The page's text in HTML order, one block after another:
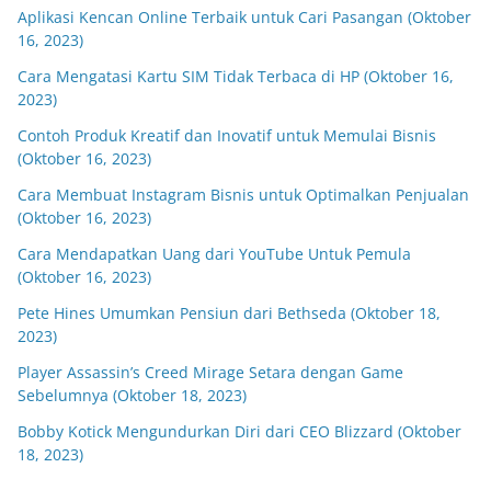
Aplikasi Kencan Online Terbaik untuk Cari Pasangan (Oktober
16, 2023)
Cara Mengatasi Kartu SIM Tidak Terbaca di HP (Oktober 16,
2023)
Contoh Produk Kreatif dan Inovatif untuk Memulai Bisnis
(Oktober 16, 2023)
Cara Membuat Instagram Bisnis untuk Optimalkan Penjualan
(Oktober 16, 2023)
Cara Mendapatkan Uang dari YouTube Untuk Pemula
(Oktober 16, 2023)
Pete Hines Umumkan Pensiun dari Bethseda (Oktober 18,
2023)
Player Assassin’s Creed Mirage Setara dengan Game
Sebelumnya (Oktober 18, 2023)
Bobby Kotick Mengundurkan Diri dari CEO Blizzard (Oktober
18, 2023)